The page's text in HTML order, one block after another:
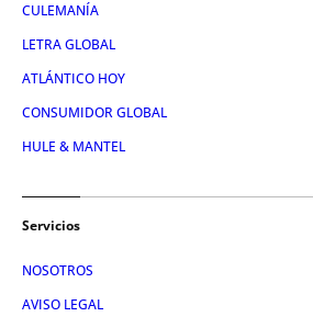
CULEMANÍA
LETRA GLOBAL
ATLÁNTICO HOY
CONSUMIDOR GLOBAL
HULE & MANTEL
Servicios
NOSOTROS
AVISO LEGAL